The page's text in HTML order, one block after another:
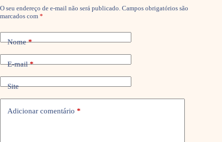
O seu endereço de e-mail não será publicado. Campos obrigatórios são
marcados com *
Nome*
E-mail*
Site
Adicionar comentário *